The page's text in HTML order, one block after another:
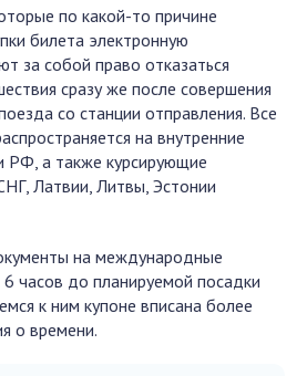
по какой-то причине
билета электронную
за собой право отказаться
сразу же после совершения
со станции отправления. Все
на внутренние
РФ, а также курсирующие
Латвии, Литвы, Эстонии
на международные
часов до планируемой посадки
к ним купоне вписана более
о времени.